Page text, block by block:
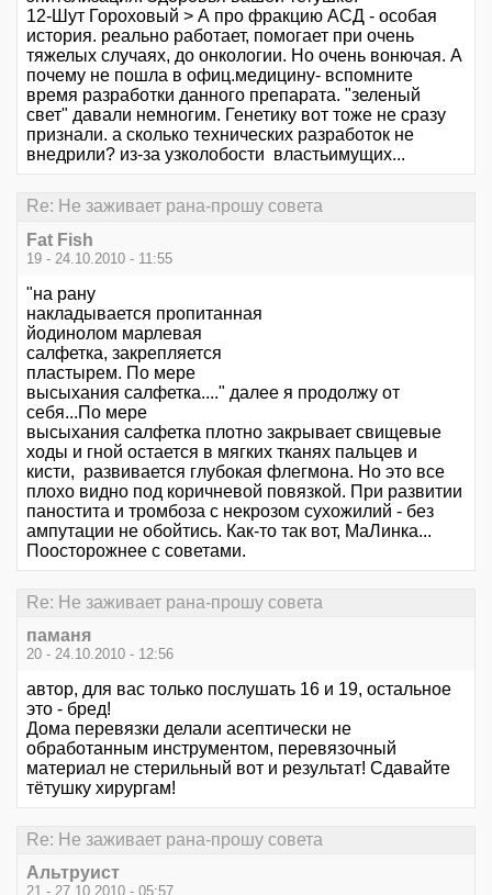
12-Шут Гороховый > А про фракцию АСД - особая
история. реально работает, помогает при очень
тяжелых случаях, до онкологии. Но очень вонючая. А
почему не пошла в офиц.медицину- вспомните
время разработки данного препарата. "зеленый
свет" давали немногим. Генетику вот тоже не сразу
признали. а сколько технических разработок не
внедрили? из-за узколобости властьимущих...
Re: Не заживает рана-прошу совета
Fat Fish
19 - 24.10.2010 - 11:55
"на рану
накладывается пропитанная
йодинолом марлевая
салфетка, закрепляется
пластырем. По мере
высыхания салфетка...." далее я продолжу от
себя...По мере
высыхания салфетка плотно закрывает свищевые
ходы и гной остается в мягких тканях пальцев и
кисти, развивается глубокая флегмона. Но это все
плохо видно под коричневой повязкой. При развитии
паностита и тромбоза с некрозом сухожилий - без
ампутации не обойтись. Как-то так вот, МаЛинка...
Поосторожнее с советами.
Re: Не заживает рана-прошу совета
паманя
20 - 24.10.2010 - 12:56
автор, для вас только послушать 16 и 19, остальное
это - бред!
Дома перевязки делали асептически не
обработанным инструментом, перевязочный
материал не стерильный вот и результат! Сдавайте
тётушку хирургам!
Re: Не заживает рана-прошу совета
Альтруист
21 - 27.10.2010 - 05:57